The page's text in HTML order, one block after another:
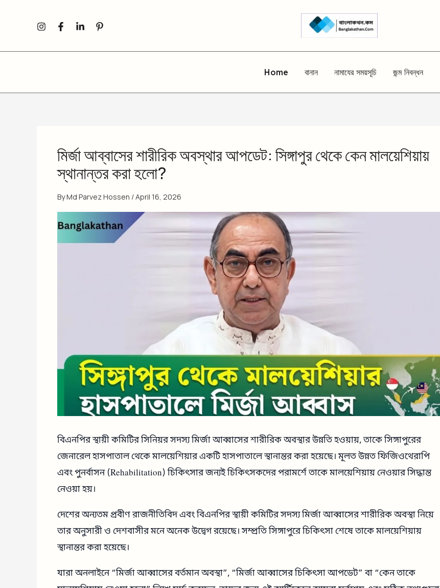
Home বানান নামাযের সময়সূচি জন্ম নিবন্ধন
মির্জা আব্বাসের শারীরিক অবস্থার আপডেট: সিঙ্গাপুর থেকে কেন মালয়েশিয়ায়
স্থানান্তর করা হলো?
ByMd Parvez Hossen /April 16, 2026
বিএনপির স্থায়ী কমিটির সিনিয়র সদস্য মির্জা আব্বাসের শারীরিক অবস্থার উন্নতি হওয়ায়, তাকে সিঙ্গাপুরের
জেনারেল হাসপাতাল থেকে মালয়েশিয়ার একটি হাসপাতালে স্থানান্তর করা হয়েছে। মূলত উন্নত ফিজিওথেরাপি
এবং পুনর্বাসন (Rehabilitation) চিকিৎসার জন্যই চিকিৎসকদের পরামর্শে তাকে মালয়েশিয়ায় নেওয়ার সিদ্ধান্ত
নেওয়া হয়।
দেশের অন্যতম প্রবীণ রাজনীতিবিদ এবং বিএনপির স্থায়ী কমিটির সদস্য মির্জা আব্বাসের শারীরিক অবস্থা নিয়ে
তার অনুসারী ও দেশবাসীর মনে অনেক উদ্বেগ রয়েছে। সম্প্রতি সিঙ্গাপুরে চিকিৎসা শেষে তাকে মালয়েশিয়ায়
স্থানান্তর করা হয়েছে।
যারা অনলাইনে “মির্জা আব্বাসের বর্তমান অবস্থা”, “মির্জা আব্বাসের চিকিৎসা আপডেট” বা “কেন তাকে